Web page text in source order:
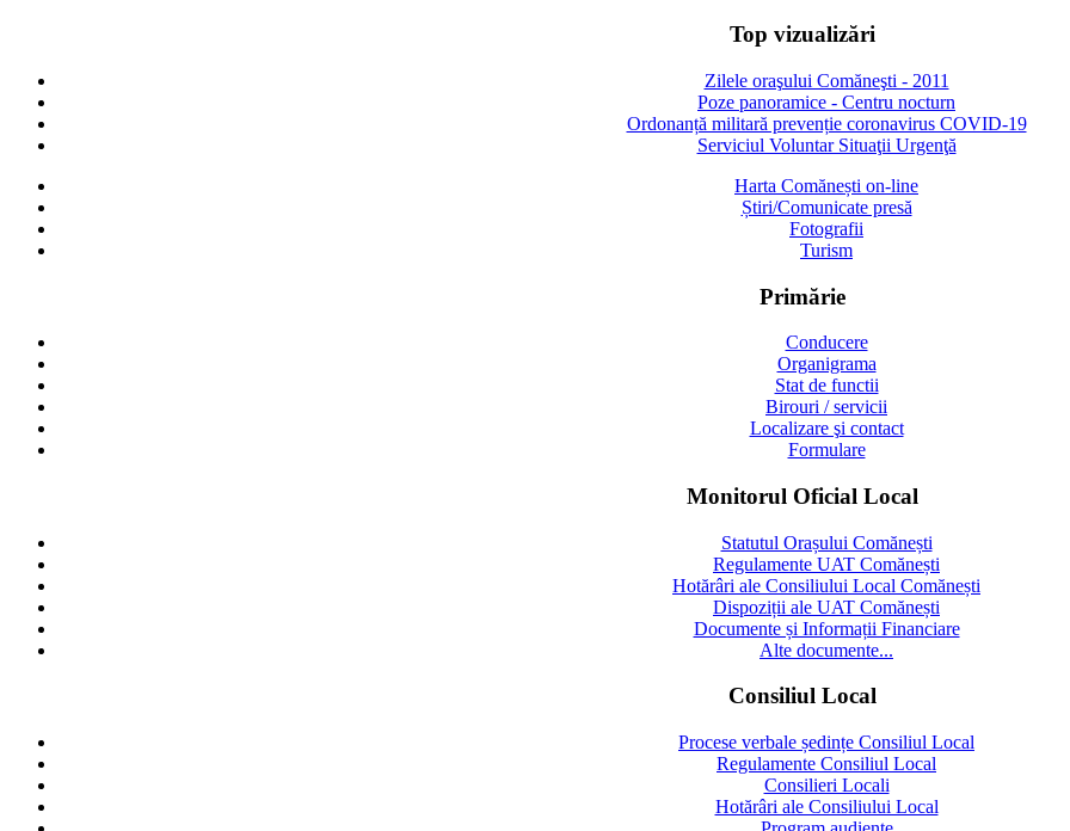
Top vizualizări
Zilele oraşului Comăneşti - 2011
Poze panoramice - Centru nocturn
Ordonanță militară prevenție coronavirus COVID-19
Serviciul Voluntar Situaţii Urgenţă
Harta Comănești on-line
Știri/Comunicate presă
Fotografii
Turism
Primărie
Conducere
Organigrama
Stat de functii
Birouri / servicii
Localizare şi contact
Formulare
Monitorul Oficial Local
Statutul Orașului Comănești
Regulamente UAT Comănești
Hotărâri ale Consiliului Local Comănești
Dispoziții ale UAT Comănești
Documente și Informații Financiare
Alte documente...
Consiliul Local
Procese verbale ședințe Consiliul Local
Regulamente Consiliul Local
Consilieri Locali
Hotărâri ale Consiliului Local